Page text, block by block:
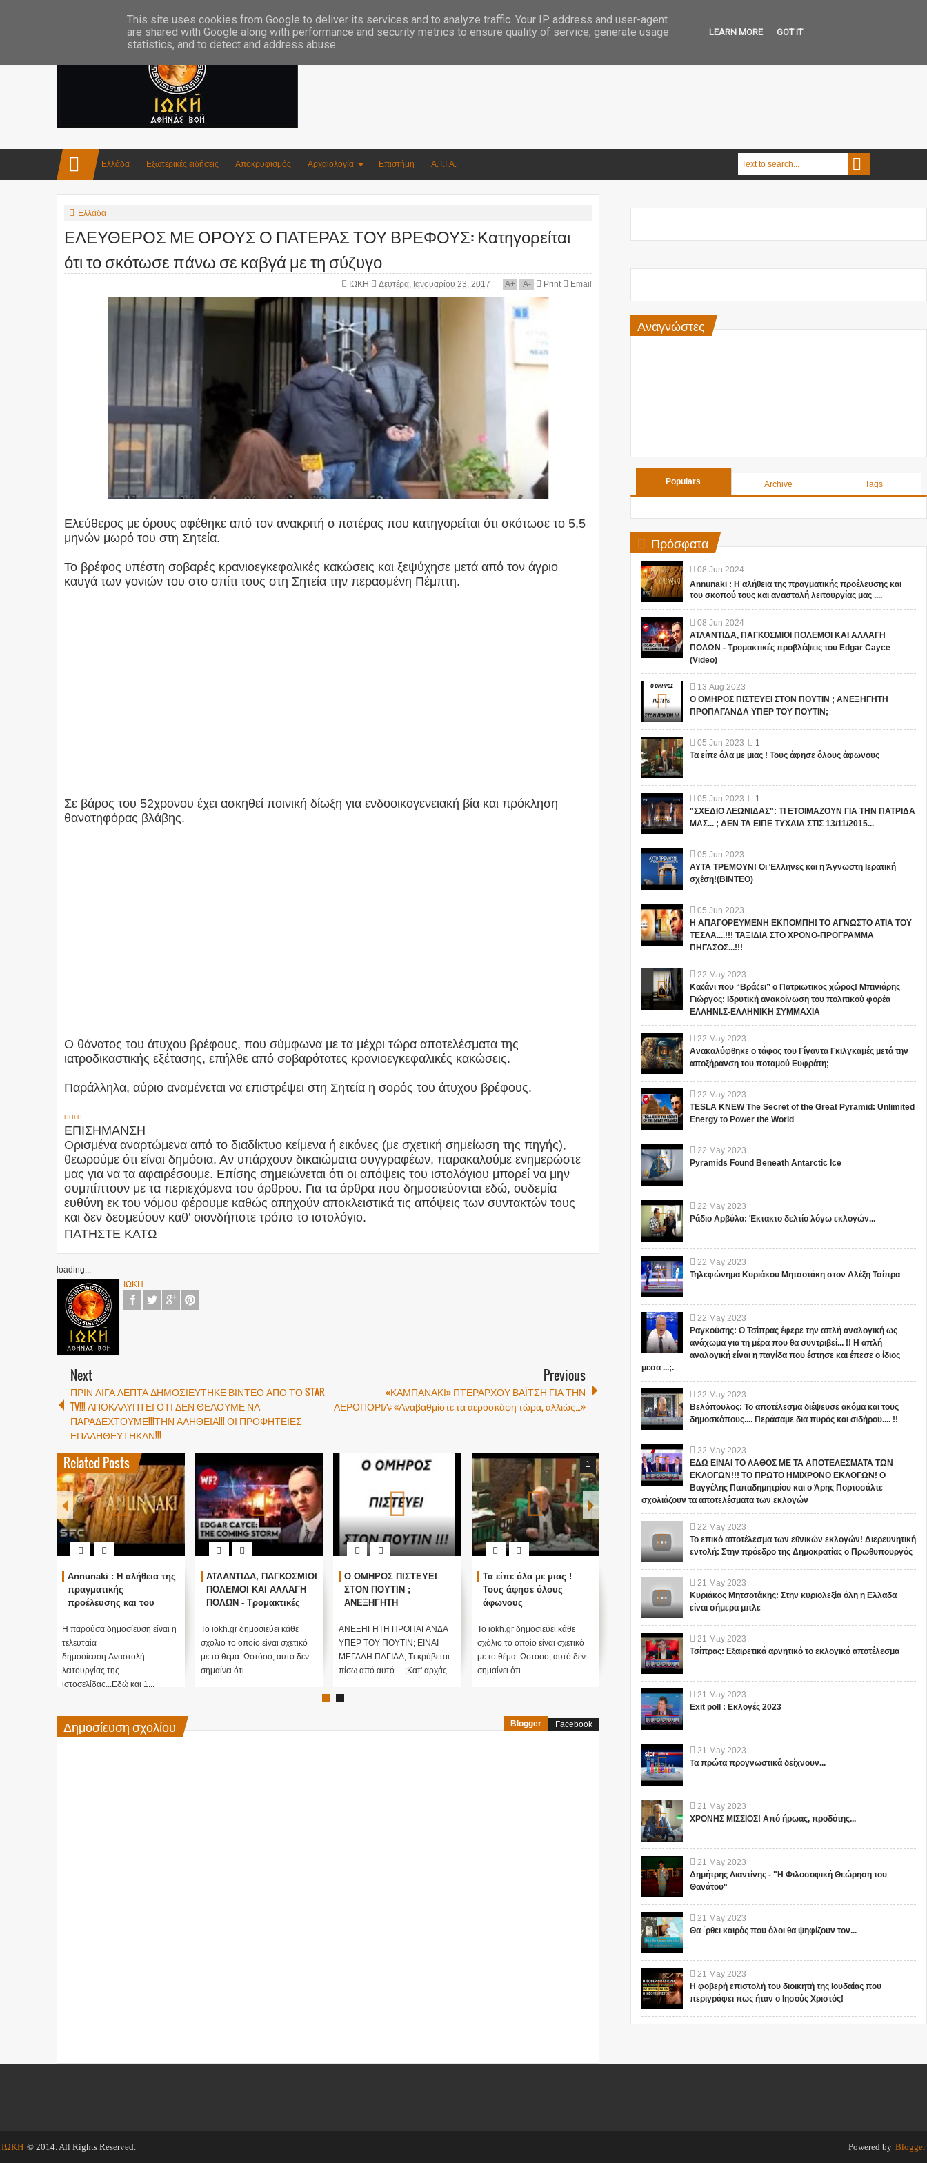
Ελλάδα Εξωτερικές ειδήσεις Αποκρυφισμός Αρχαιολογία Επιστήμη Α.Τ.Ι.Α.
Ελλάδα
ΕΛΕΥΘΕΡΟΣ ΜΕ ΟΡΟΥΣ Ο ΠΑΤΕΡΑΣ ΤΟΥ ΒΡΕΦΟΥΣ: Κατηγορείται
ότι το σκότωσε πάνω σε καβγά με τη σύζυγο
ΙΩΚΗ Δευτέρα, Ιανουαρίου 23, 2017 A+ A- Print Email
Ελεύθερος με όρους αφέθηκε από τον ανακριτή ο πατέρας που κατηγορείται ότι σκότωσε το 5,5
μηνών μωρό του στη Σητεία.
Το βρέφος υπέστη σοβαρές κρανιοεγκεφαλικές κακώσεις και ξεψύχησε μετά από τον άγριο
καυγά των γονιών του στο σπίτι τους στη Σητεία την περασμένη Πέμπτη.
Σε βάρος του 52χρονου έχει ασκηθεί ποινική δίωξη για ενδοοικογενειακή βία και πρόκληση
θανατηφόρας βλάβης.
Ο θάνατος του άτυχου βρέφους, που σύμφωνα με τα μέχρι τώρα αποτελέσματα της
ιατροδικαστικής εξέτασης, επήλθε από σοβαρότατες κρανιοεγκεφαλικές κακώσεις.
Παράλληλα, αύριο αναμένεται να επιστρέψει στη Σητεία η σορός του άτυχου βρέφους.
ΠΗΓΗ
ΕΠΙΣΗΜΑΝΣΗ
Ορισμένα αναρτώμενα από το διαδίκτυο κείμενα ή εικόνες (με σχετική σημείωση της πηγής),
θεωρούμε ότι είναι δημόσια. Αν υπάρχουν δικαιώματα συγγραφέων, παρακαλούμε ενημερώστε
μας για να τα αφαιρέσουμε. Επίσης σημειώνεται ότι οι απόψεις του ιστολόγιου μπορεί να μην
συμπίπτουν με τα περιεχόμενα του άρθρου. Για τα άρθρα που δημοσιεύονται εδώ, ουδεμία
ευθύνη εκ του νόμου φέρουμε καθώς απηχούν αποκλειστικά τις απόψεις των συντακτών τους
και δεν δεσμεύουν καθ’ οιονδήποτε τρόπο το ιστολόγιο.
ΠΑΤΗΣΤΕ ΚΑΤΩ
loading...
ΙΩΚΗ
Next
ΠΡΙΝ ΛΙΓΑ ΛΕΠΤΑ ΔΗΜΟΣΙΕΥΤΗΚΕ ΒΙΝΤΕΟ ΑΠΟ ΤΟ STAR
TV!!! ΑΠΟΚΑΛΥΠΤΕΙ ΟΤΙ ΔΕΝ ΘΕΛΟΥΜΕ ΝΑ
ΠΑΡΑΔΕΧΤΟΥΜΕ!!!ΤΗΝ ΑΛΗΘΕΙΑ!!! ΟΙ ΠΡΟΦΗΤΕΙΕΣ
ΕΠΑΛΗΘΕΥΤΗΚΑΝ!!!
Previous
«ΚΑΜΠΑΝΑΚΙ» ΠΤΕΡΑΡΧΟΥ ΒΑΪΤΣΗ ΓΙΑ ΤΗΝ
ΑΕΡΟΠΟΡΙΑ: «Αναβαθμίστε τα αεροσκάφη τώρα, αλλιώς…»
Related Posts
Annunaki : Η αλήθεια της
πραγματικής
προέλευσης και του
σκοπού τους και
αναστολή λειτουργίας
μας ....
Η παρούσα δημοσίευση είναι η
τελευταία
δημοσίευση:Αναστολή
λειτουργίας της
ιστοσελίδας...Εδώ και 1...
ΑΤΛΑΝΤΙΔΑ, ΠΑΓΚΟΣΜΙΟΙ
ΠΟΛΕΜΟΙ ΚΑΙ ΑΛΛΑΓΗ
ΠΟΛΩΝ - Τρομακτικές
προβλέψεις του Edgar
Cayce (Video)
Το iokh.gr δημοσιεύει κάθε
σχόλιο το οποίο είναι σχετικό
με το θέμα. Ωστόσο, αυτό δεν
σημαίνει ότι...
Ο ΟΜΗΡΟΣ ΠΙΣΤΕΥΕΙ
ΣΤΟΝ ΠΟΥΤΙΝ ;
ΑΝΕΞΗΓΗΤΗ
ΠΡΟΠΑΓΑΝΔΑ ΥΠΕΡ ΤΟΥ
ΠΟΥΤΙΝ;
ΑΝΕΞΗΓΗΤΗ ΠΡΟΠΑΓΑΝΔΑ
ΥΠΕΡ ΤΟΥ ΠΟΥΤΙΝ; ΕΙΝΑΙ
ΜΕΓΑΛΗ ΠΑΓΙΔΑ; Τι κρύβεται
πίσω από αυτό ....;Κατ' αρχάς...
1
Τα είπε όλα με μιας !
Τους άφησε όλους
άφωνους
Το iokh.gr δημοσιεύει κάθε
σχόλιο το οποίο είναι σχετικό
με το θέμα. Ωστόσο, αυτό δεν
σημαίνει ότι...
1
"ΣΧΕΔΙΟ ΛΕΩΝΙΔΑΣ": ΤΙ
ΕΤΟΙΜΑΖΟΥΝ ΓΙΑ ΤΗΝ
ΠΑΤΡΙΔΑ ΜΑΣ... ; ΔΕΝ ΤΑ
ΕΙΠΕ ΤΥΧΑΙΑ ΣΤΙΣ
13/11/2015...
σχόλιο το οποίο είναι σχετικό
με το θέμα. Ωστόσο, αυτό δεν
σημαίνει ότι...
Έλληνες και η Άγνωστη
Ιερατική σχέση!(ΒΙΝΤΕΟ)
με το θέμα. Ωστόσο, αυτό δεν
Δημοσίευση σχολίου Blogger Facebook
Αναγνώστες
Populars Archive Tags
Πρόσφατα
08 Jun 2024
Annunaki : Η αλήθεια της πραγματικής προέλευσης και
του σκοπού τους και αναστολή λειτουργίας μας ....
08 Jun 2024
ΑΤΛΑΝΤΙΔΑ, ΠΑΓΚΟΣΜΙΟΙ ΠΟΛΕΜΟΙ ΚΑΙ ΑΛΛΑΓΗ
ΠΟΛΩΝ - Τρομακτικές προβλέψεις του Edgar Cayce
(Video)
13 Aug 2023
Ο ΟΜΗΡΟΣ ΠΙΣΤΕΥΕΙ ΣΤΟΝ ΠΟΥΤΙΝ ; ΑΝΕΞΗΓΗΤΗ
ΠΡΟΠΑΓΑΝΔΑ ΥΠΕΡ ΤΟΥ ΠΟΥΤΙΝ;
05 Jun 2023
1
Τα είπε όλα με μιας ! Τους άφησε όλους άφωνους
05 Jun 2023
1
"ΣΧΕΔΙΟ ΛΕΩΝΙΔΑΣ": ΤΙ ΕΤΟΙΜΑΖΟΥΝ ΓΙΑ ΤΗΝ ΠΑΤΡΙΔΑ
ΜΑΣ... ; ΔΕΝ ΤΑ ΕΙΠΕ ΤΥΧΑΙΑ ΣΤΙΣ 13/11/2015...
05 Jun 2023
ΑΥΤΑ ΤΡΕΜΟΥΝ! Οι Έλληνες και η Άγνωστη Ιερατική
σχέση!(ΒΙΝΤΕΟ)
05 Jun 2023
Η ΑΠΑΓΟΡΕΥΜΕΝΗ ΕΚΠΟΜΠΗ! ΤΟ ΑΓΝΩΣΤΟ ΑΤΙΑ ΤΟΥ
ΤΕΣΛΑ....!!! ΤΑΞΙΔΙΑ ΣΤΟ ΧΡΟΝΟ-ΠΡΟΓΡΑΜΜΑ
ΠΗΓΑΣΟΣ...!!!
22 May 2023
Καζάνι που “Βράζει” ο Πατριωτικος χώρος! Μπινιάρης
Γιώργος: Ιδρυτική ανακοίνωση του πολιτικού φορέα
ΕΛΛΗΝΙ.Σ-ΕΛΛΗΝΙΚΗ ΣΥΜΜΑΧΙΑ
22 May 2023
Ανακαλύφθηκε ο τάφος του Γίγαντα Γκιλγκαμές μετά την
αποξήρανση του ποταμού Ευφράτη;
22 May 2023
TESLA KNEW The Secret of the Great Pyramid: Unlimited
Energy to Power the World
22 May 2023
Pyramids Found Beneath Antarctic Ice
22 May 2023
Ράδιο Αρβύλα: Έκτακτο δελτίο λόγω εκλογών...
22 May 2023
Τηλεφώνημα Κυριάκου Μητσοτάκη στον Αλέξη Τσίπρα
22 May 2023
Ραγκούσης: Ο Τσίπρας έφερε την απλή αναλογική ως
ανάχωμα για τη μέρα που θα συντριβεί... !! Η απλή
αναλογική είναι η παγίδα που έστησε και έπεσε ο ίδιος
μεσα ...;.
22 May 2023
Βελόπουλος: Το αποτέλεσμα διέψευσε ακόμα και τους
δημοσκόπους.... Περάσαμε δια πυρός και σιδήρου.... !!
22 May 2023
ΕΔΩ ΕΙΝΑΙ ΤΟ ΛΑΘΟΣ ΜΕ ΤΑ ΑΠΟΤΕΛΕΣΜΑΤΑ ΤΩΝ
ΕΚΛΟΓΩΝ!!! ΤΟ ΠΡΩΤΟ ΗΜΙΧΡΟΝΟ ΕΚΛΟΓΩΝ! Ο
Βαγγέλης Παπαδημητρίου και ο Άρης Πορτοσάλτε
σχολιάζουν τα αποτελέσματα των εκλογών
22 May 2023
Το επικό αποτέλεσμα των εθνικών εκλογών! Διερευνητική
εντολή: Στην πρόεδρο της Δημοκρατίας ο Πρωθυπουργός
21 May 2023
Κυριάκος Μητσοτάκης: Στην κυριολεξία όλη η Ελλαδα
είναι σήμερα μπλε
21 May 2023
Τσίπρας: Εξαιρετικά αρνητικό το εκλογικό αποτέλεσμα
21 May 2023
Exit poll : Εκλογές 2023
21 May 2023
Τα πρώτα προγνωστικά δείχνουν...
21 May 2023
ΧΡΟΝΗΣ ΜΙΣΣΙΟΣ! Από ήρωας, προδότης...
21 May 2023
Δημήτρης Λιαντίνης - "Η Φιλοσοφική Θεώρηση του
Θανάτου"
21 May 2023
Θα ΄ρθει καιρός που όλοι θα ψηφίζουν τον...
21 May 2023
Η φοβερή επιστολή του διοικητή της Ιουδαίας που
περιγράφει πως ήταν ο Ιησούς Χριστός!
ΙΩΚΗ © 2014. All Rights Reserved. Powered by Blogger
This site uses cookies from Google to deliver its services and to analyze traffic. Your IP address and user-agent
are shared with Google along with performance and security metrics to ensure quality of service, generate usage
statistics, and to detect and address abuse.
LEARN MORE GOT IT